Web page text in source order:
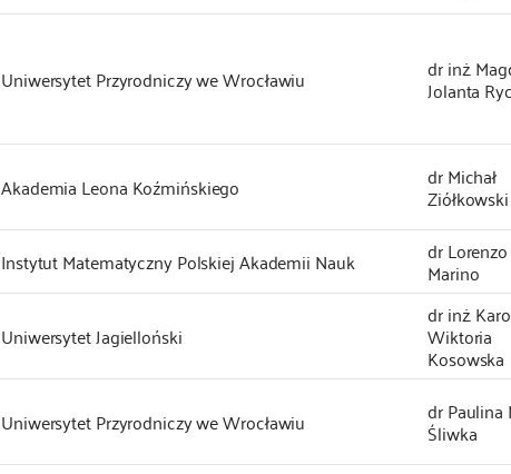
Uniwersytet Przyrodniczy we Wrocławiu dr inż.
Jolanta
Akademia Leona Koźmińskiego dr Michał
Ziółkowski
Instytut Matematyczny Polskiej Akademii Nauk dr Lorenzo
Marino
Uniwersytet Jagielloński
dr inż.
Wiktoria
Kosowska
Uniwersytet Przyrodniczy we Wrocławiu dr Paulina
Śliwka